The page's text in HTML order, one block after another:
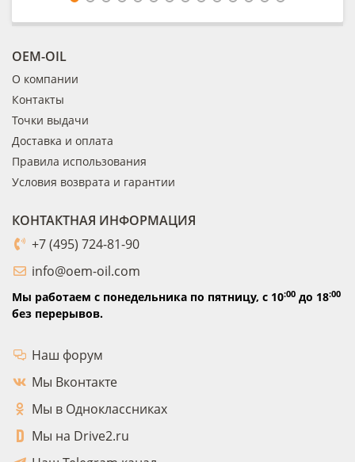
OEM-OIL
О компании
Контакты
Точки выдачи
Доставка и оплата
Правила использования
Условия возврата и гарантии
КОНТАКТНАЯ ИНФОРМАЦИЯ
+7 (495) 724-81-90
info@oem-oil.com
Мы работаем с понедельника по пятницу, с 10:00 до 18:00
без перерывов.
Наш форум
Мы Вконтакте
Мы в Одноклассниках
Мы на Drive2.ru